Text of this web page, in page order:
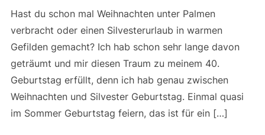
Hast du schon mal Weihnachten unter Palmen
verbracht oder einen Silvesterurlaub in warmen
Gefilden gemacht? Ich hab schon sehr lange davon
geträumt und mir diesen Traum zu meinem 40.
Geburtstag erfüllt, denn ich hab genau zwischen
Weihnachten und Silvester Geburtstag. Einmal quasi
im Sommer Geburtstag feiern, das ist für ein […]